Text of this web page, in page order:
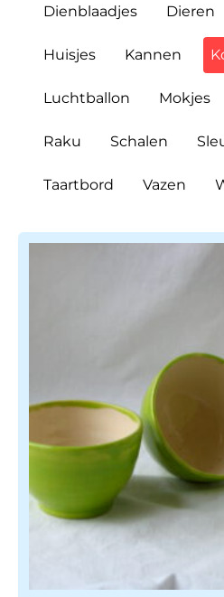
Dienblaadjes Dieren
Huisjes Kannen
Luchtballon Mokjes
Raku Schalen
Taartbord Vazen